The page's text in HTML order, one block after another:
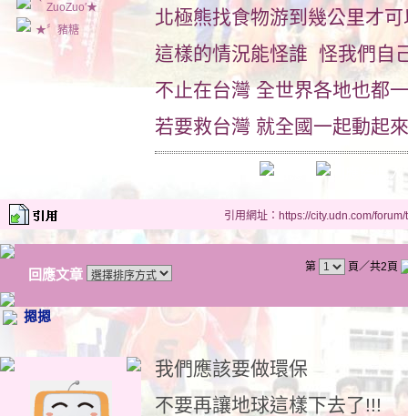
‵ZuoZuo′★
★〞豬糖
北極熊找食物游到幾公里才
這樣的情況能怪誰 怪我們自
不止在台灣 全世界各地也都
若要救台灣 就全國一起動起
引用網址：https://city.udn.com/
回應文章 第 頁／共2頁
摁摁
我們應該要做環保
不要再讓地球這樣下去了!!!